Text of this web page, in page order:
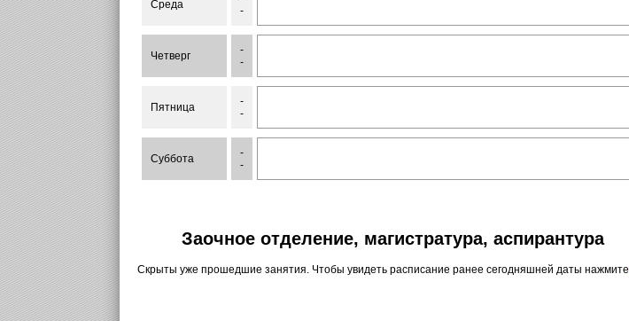
Среда
-
Четверг
-
-
Пятница
-
-
Суббота
-
-
Заочное отделение, магистратура, аспирантура
Скрыты уже прошедшие занятия. Чтобы увидеть расписание ранее сегодняшней даты нажмите